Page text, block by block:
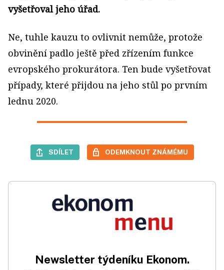
vyšetřoval jeho úřad.
Ne, tuhle kauzu to ovlivnit nemůže, protože
obvinění padlo ještě před zřízením funkce
evropského prokurátora. Ten bude vyšetřovat
případy, které přijdou na jeho stůl po prvním
lednu 2020.
SDÍLET ODEMKNOUT ZNÁMÉMU
Newsletter týdeníku Ekonom.